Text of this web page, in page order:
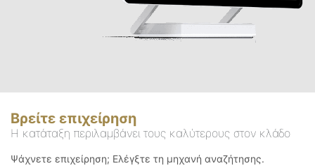
Βρείτε επιχείρηση
Η κατάταξη περιλαμβάνει τους καλύτερους στον κλάδο
Ψάχνετε επιχείρηση; Ελέγξτε τη μηχανή αναζήτησης.